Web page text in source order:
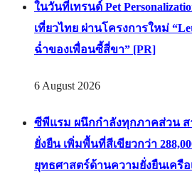
ในวันที่เทรนด์ Pet
เที่ยวไทย ผ่านโครงการใหม่
ฉ่ำของเพื่อนซี้สี่ขา” [PR]
6 August 2026
ซีพีแรม ผนึกกำลังทุกภาคส่วน ส
ยั่งยืน เพิ่มพื้นที่สีเขียวกว่า
ยุทธศาสตร์ด้านความยั่งยืนเครื